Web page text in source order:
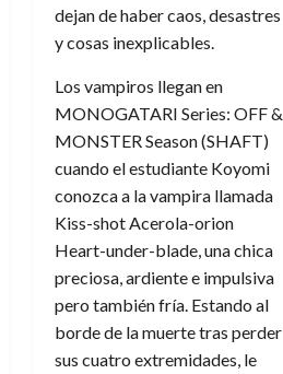
dejan de haber caos, desastres
y cosas inexplicables.
Los vampiros llegan en
MONOGATARI Series: OFF &
MONSTER Season (SHAFT)
cuando el estudiante Koyomi
conozca a la vampira llamada
Kiss-shot Acerola-orion
Heart-under-blade, una chica
preciosa, ardiente e impulsiva
pero también fría. Estando al
borde de la muerte tras perder
sus cuatro extremidades, le